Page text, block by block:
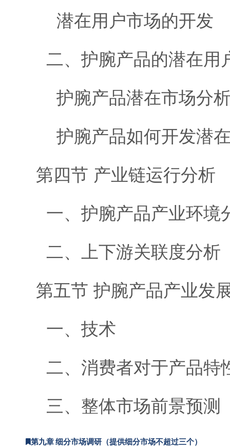
潜在用户市场的开发
二、护腕产品的潜在用
护腕产品潜在市场分
护腕产品如何开发潜
第四节 产业链运行分析
一、护腕产品产业环境
二、上下游关联度分析
第五节 护腕产品产业发
一、技术
二、消费者对于产品特
三、整体市场前景预测
第九章 细分市场调研（提供细分市场不超过三个）